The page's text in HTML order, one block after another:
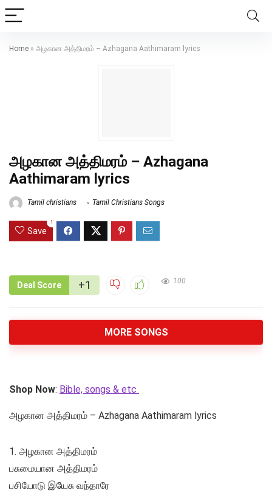
Home » அழகான அத்திமரம் – Azhagana Aathimaram lyrics
அழகான அத்திமரம் – Azhagana
Aathimaram lyrics
Tamil christians Tamil Christians Songs
Save
1
Deal Score +1 100
MORE SONGS
Shop Now: Bible, songs & etc
அழகான அத்திமரம் – Azhagana Aathimaram lyrics
1. அழகான அத்திமரம்
பசுமையான அத்திமரம்
பசியோடு இயேசு வந்தாரே